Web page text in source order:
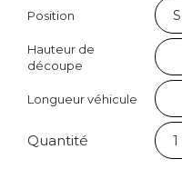
Position
Hauteur de
découpe
Longueur véhicule
Quantité